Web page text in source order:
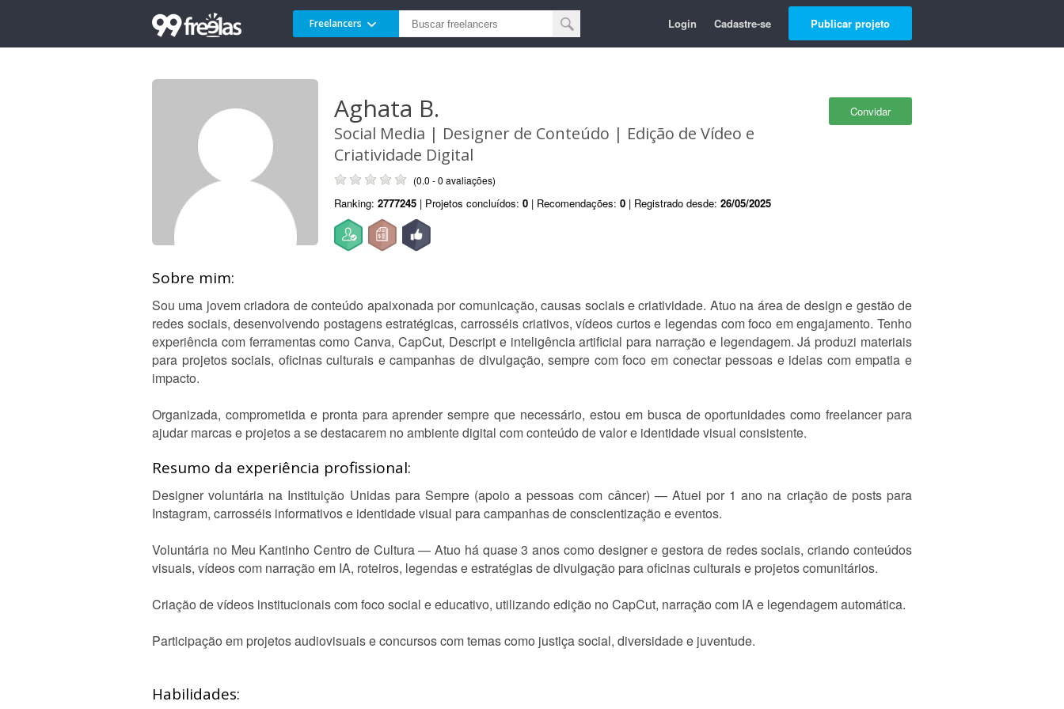
Freelancers Login Cadastre-se Publicar projeto
Convidar
Aghata B.
Social Media | Designer de Conteúdo | Edição de Vídeo e
Criatividade Digital
(0.0 - 0 avaliações)
Ranking: 2777245 | Projetos concluídos: 0 | Recomendações: 0 | Registrado desde: 26/05/2025
Sobre mim:
Sou uma jovem criadora de conteúdo apaixonada por comunicação, causas sociais e criatividade. Atuo na área de design e gestão de
redes sociais, desenvolvendo postagens estratégicas, carrosséis criativos, vídeos curtos e legendas com foco em engajamento. Tenho
experiência com ferramentas como Canva, CapCut, Descript e inteligência artificial para narração e legendagem. Já produzi materiais
para projetos sociais, oficinas culturais e campanhas de divulgação, sempre com foco em conectar pessoas e ideias com empatia e
impacto.
Organizada, comprometida e pronta para aprender sempre que necessário, estou em busca de oportunidades como freelancer para
ajudar marcas e projetos a se destacarem no ambiente digital com conteúdo de valor e identidade visual consistente.
Resumo da experiência profissional:
Designer voluntária na Instituição Unidas para Sempre (apoio a pessoas com câncer) — Atuei por 1 ano na criação de posts para
Instagram, carrosséis informativos e identidade visual para campanhas de conscientização e eventos.
Voluntária no Meu Kantinho Centro de Cultura — Atuo há quase 3 anos como designer e gestora de redes sociais, criando conteúdos
visuais, vídeos com narração em IA, roteiros, legendas e estratégias de divulgação para oficinas culturais e projetos comunitários.
Criação de vídeos institucionais com foco social e educativo, utilizando edição no CapCut, narração com IA e legendagem automática.
Participação em projetos audiovisuais e concursos com temas como justiça social, diversidade e juventude.
Habilidades: